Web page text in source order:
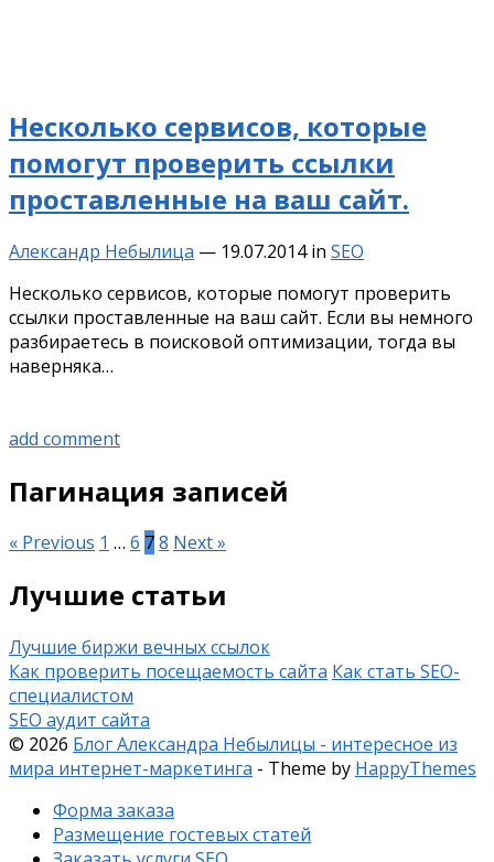
Несколько сервисов, которые
помогут проверить ссылки
проставленные на ваш сайт.
Александр Небылица — 19.07.2014 in SEO
Несколько сервисов, которые помогут проверить
ссылки проставленные на ваш сайт. Если вы немного
разбираетесь в поисковой оптимизации, тогда вы
наверняка…
add comment
Пагинация записей
« Previous 1 … 6 78 Next »
Лучшие статьи
Лучшие биржи вечных ссылок
Как проверить посещаемость сайта Как стать SEO-
специалистом
SEO аудит сайта
© 2026 Блог Александра Небылицы - интересное из
мира интернет-маркетинга - Theme by HappyThemes
Форма заказа
Размещение гостевых статей